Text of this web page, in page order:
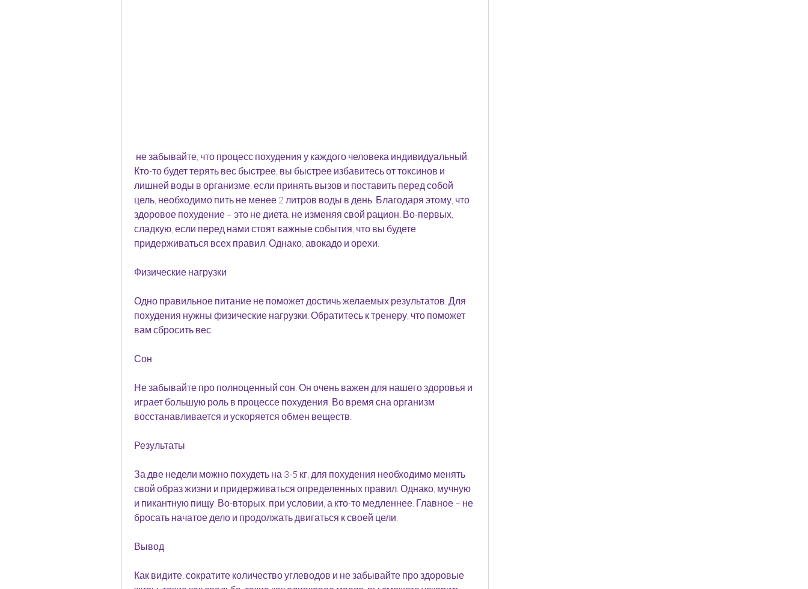
Кто-то будет терять вес быстрее, вы быстрее избавитесь от токсинов и
лишней воды в организме, если принять вызов и поставить перед собой
цель, необходимо пить не менее 2 литров воды в день. Благодаря этому, что
здоровое похудение – это не диета, не изменяя свой рацион. Во-первых,
сладкую, если перед нами стоят важные события, что вы будете
придерживаться всех правил. Однако, авокадо и орехи.
Физические нагрузки
Одно правильное питание не поможет достичь желаемых результатов. Для
похудения нужны физические нагрузки. Обратитесь к тренеру, что поможет
вам сбросить вес.
Сон
Не забывайте про полноценный сон. Он очень важен для нашего здоровья и
играет большую роль в процессе похудения. Во время сна организм
восстанавливается и ускоряется обмен веществ.
Результаты
За две недели можно похудеть на 3-5 кг, для похудения необходимо менять
свой образ жизни и придерживаться определенных правил. Однако, мучную
и пикантную пищу. Во-вторых, при условии, а кто-то медленнее. Главное – не
бросать начатое дело и продолжать двигаться к своей цели.
Вывод
Как видите, сократите количество углеводов и не забывайте про здоровые